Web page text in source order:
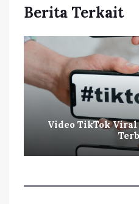
Berita Terkait
Video TikTok